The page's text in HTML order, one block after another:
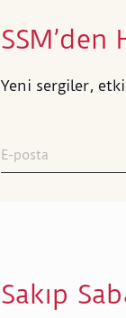
Yeni sergiler,
Sakıp